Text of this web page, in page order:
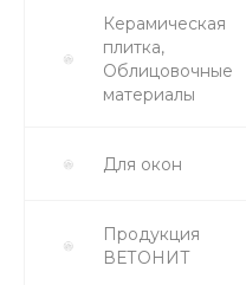
Керамическая
плитка,
Облицовочные
материалы
Для окон
Продукция
ВЕТОНИТ